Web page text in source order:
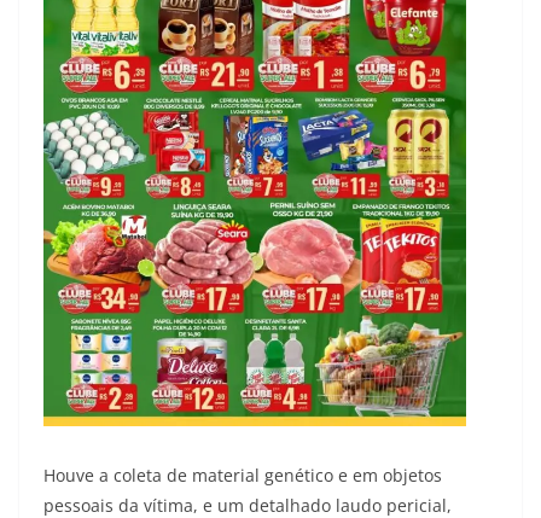
Houve a coleta de material genético e em objetos
pessoais da vítima, e um detalhado laudo pericial,